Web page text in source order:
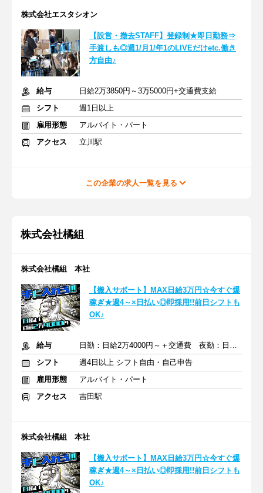
株式会社エスタシオン
【設営・撤去STAFF】登録制★即日勤務⇒
手渡しも◎週1/月1/年1のLIVEだけetc.働き
方自由♪
給与
日給2万3850円～3万5000円+交通費支給
シフト
週1日以上
雇用形態
アルバイト・パート
アクセス
立川駅
この企業の求人一覧を見る
株式会社橘組
株式会社橘組 本社
【搬入サポート】MAX日給3万円☆今すぐ爆
稼ぎ★週4～×日払い◎即採用!!前日シフトも
OK♪
給与
日勤：日給2万4000円～＋交通費 夜勤：日給3万円～＋交通費
シフト
週4日以上 シフト自由・自己申告
雇用形態
アルバイト・パート
アクセス
吉田駅
株式会社橘組 本社
【搬入サポート】MAX日給3万円☆今すぐ爆
稼ぎ★週4～×日払い◎即採用!!前日シフトも
OK♪